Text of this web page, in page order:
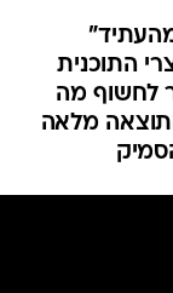
את יוצרי התוכנית
לחשוף מה
מלאה